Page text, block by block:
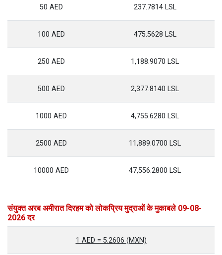
50 AED 237.7814 LSL
100 AED 475.5628 LSL
250 AED 1,188.9070 LSL
500 AED 2,377.8140 LSL
1000 AED 4,755.6280 LSL
2500 AED 11,889.0700 LSL
10000 AED 47,556.2800 LSL
संयुक्त अरब अमीरात दिरहम को लोकप्रिय मुद्राओं के मुकाबले 09-08-
2026 दर
1 AED = 5.2606 (MXN)